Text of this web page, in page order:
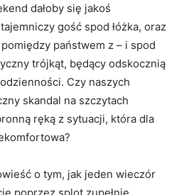
dałoby się jakoś
gość spod łóżka, oraz
państwem z – i spod
trójkąt, będący odskocznią
Czy naszych
skandal na szczytach
ręką z sytuacji, która dla
o tym, jak jeden wieczór